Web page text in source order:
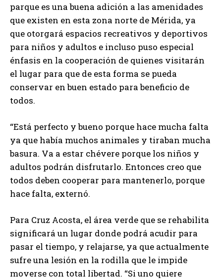
parque es una buena adición a las amenidades
que existen en esta zona norte de Mérida, ya
que otorgará espacios recreativos y deportivos
para niños y adultos e incluso puso especial
énfasis en la cooperación de quienes visitarán
el lugar para que de esta forma se pueda
conservar en buen estado para beneficio de
todos.
“Está perfecto y bueno porque hace mucha falta
ya que había muchos animales y tiraban mucha
basura. Va a estar chévere porque los niños y
adultos podrán disfrutarlo. Entonces creo que
todos deben cooperar para mantenerlo, porque
hace falta, externó.
Para Cruz Acosta, el área verde que se rehabilita
significará un lugar donde podrá acudir para
pasar el tiempo, y relajarse, ya que actualmente
sufre una lesión en la rodilla que le impide
moverse con total libertad. “Si uno quiere